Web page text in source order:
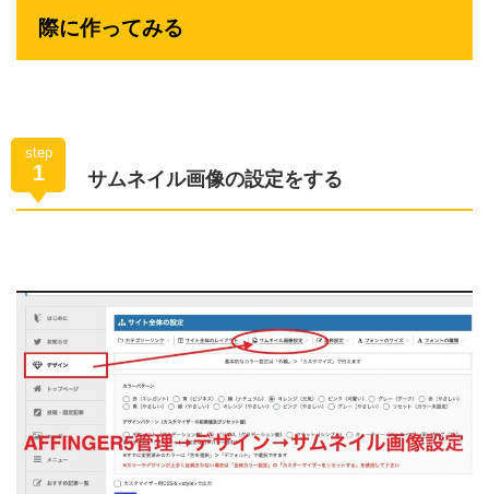
際に作ってみる
step
1 サムネイル画像の設定をする